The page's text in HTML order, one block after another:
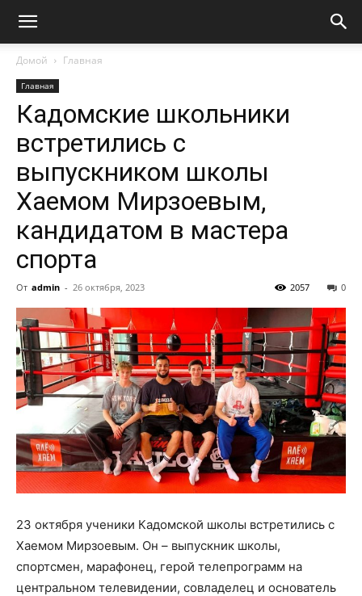
Домой Главная
Главная
Кадомские школьники
встретились с
выпускником школы
Хаемом Мирзоевым,
кандидатом в мастера
спорта
От admin - 26 октября, 2023 0
2057
23 октября ученики Кадомской школы встретились с
Хаемом Мирзоевым. Он – выпускник школы,
спортсмен, марафонец, герой телепрограмм на
центральном телевидении, совладелец и основатель